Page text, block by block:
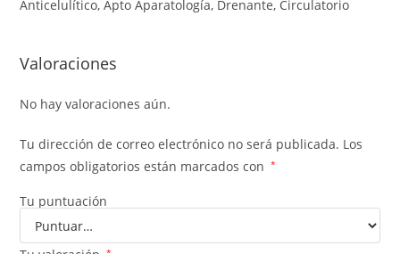
Anticelulítico, Apto Aparatología, Drenante, Circulatorio
Valoraciones
No hay valoraciones aún.
Tu dirección de correo electrónico no será publicada. Los
campos obligatorios están marcados con
*
Tu puntuación